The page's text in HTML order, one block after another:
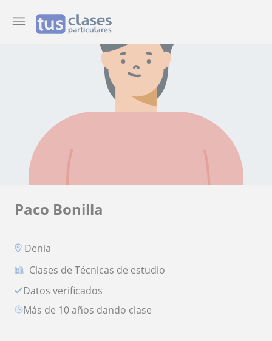
Paco Bonilla
Denia
Clases de Técnicas de estudio
Datos verificados
más de 10 años dando clase